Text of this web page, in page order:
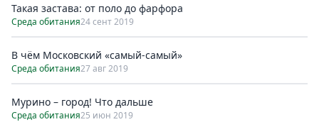
Такая застава: от поло до фарфора
Среда обитания24 сент 2019
В чём Московский «самый-самый»
Среда обитания27 авг 2019
Мурино – город! Что дальше
Среда обитания25 июн 2019